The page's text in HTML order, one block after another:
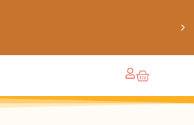
sur ton prochain achat de